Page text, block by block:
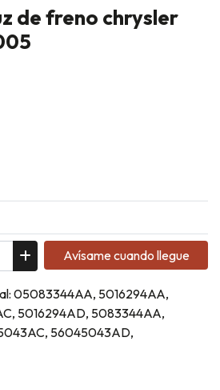
de freno chrysler
Avísame cuando llegue
05083344AA, 5016294AA,
5016294AD, 5083344AA,
56045043AD,